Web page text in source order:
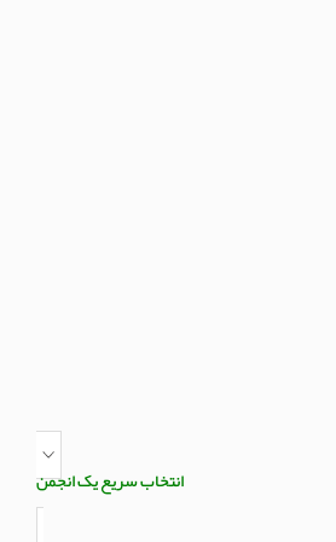
انتخاب سریع یک انجمن